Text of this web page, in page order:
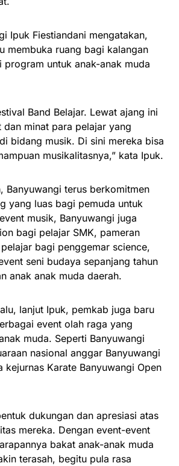
Ipuk Fiestiandani mengatakan,
membuka ruang bagi kalangan
program untuk anak-anak muda
Band Belajar. Lewat ajang ini
minat para pelajar yang
bidang musik. Di sini mereka bisa
musikalitasnya,” kata Ipuk.
Banyuwangi terus berkomitmen
yang luas bagi pemuda untuk
musik, Banyuwangi juga
bagi pelajar SMK, pameran
bagi penggemar science,
seni budaya sepanjang tahun
anak anak muda daerah.
lanjut Ipuk, pemkab juga baru
event olah raga yang
muda. Seperti Banyuwangi
nasional anggar Banyuwangi
kejurnas Karate Banyuwangi Open
dukungan dan apresiasi atas
mereka. Dengan event-event
bakat anak-anak muda
terasah, begitu pula rasa